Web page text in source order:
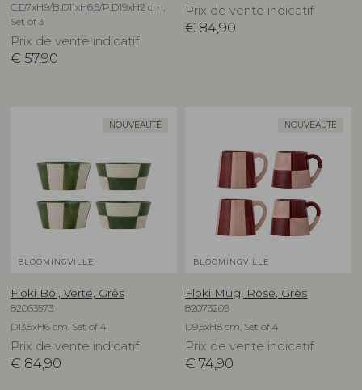
C:D7xH9/B:D11xH6,5/P:D19xH2 cm,
Set of 3
Prix de vente indicatif
€ 57,90
Prix de vente indicatif
€ 84,90
NOUVEAUTÉ
BLOOMINGVILLE
Floki Bol, Verte, Grès
82063573
D13,5xH6 cm, Set of 4
Prix de vente indicatif
€ 84,90
NOUVEAUTÉ
BLOOMINGVILLE
Floki Mug, Rose, Grès
82073209
D9,5xH8 cm, Set of 4
Prix de vente indicatif
€ 74,90